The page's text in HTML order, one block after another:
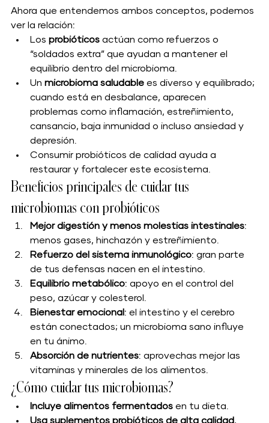
Ahora que entendemos ambos conceptos, podemos
ver la relación:
Los probióticos actúan como refuerzos o
“soldados extra” que ayudan a mantener el
equilibrio dentro del microbioma.
Un microbioma saludable es diverso y equilibrado;
cuando está en desbalance, aparecen
problemas como inflamación, estreñimiento,
cansancio, baja inmunidad o incluso ansiedad y
depresión.
Consumir probióticos de calidad ayuda a
restaurar y fortalecer este ecosistema.
Beneficios principales de cuidar tus
microbiomas con probióticos
Mejor digestión y menos molestias intestinales:
menos gases, hinchazón y estreñimiento.
Refuerzo del sistema inmunológico: gran parte
de tus defensas nacen en el intestino.
Equilibrio metabólico: apoyo en el control del
peso, azúcar y colesterol.
Bienestar emocional : el intestino y el cerebro
están conectados; un microbioma sano influye
en tu ánimo.
Absorción de nutrientes: aprovechas mejor las
vitaminas y minerales de los alimentos.
¿Cómo cuidar tus microbiomas?
Incluye alimentos fermentados en tu dieta.
Usa suplementos probióticos de alta calidad,